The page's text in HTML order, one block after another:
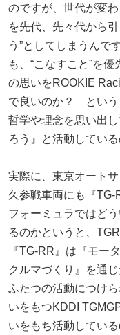
のですが、世代が変
を先代、先々代から
う”としてしまうんで
も、“こなすこと”を
の思いをROOKIE
で良いのか？ という
哲学や理念を思い出
ろう』と活動してい
実際に、東京オート
久参戦車両にも『
フォーミュラではど
るのかというと、
『TG-RR』は『モー
クルマづくり』を通
ふたつの活動につけ
いをもつKDDI
いをもち活動してい